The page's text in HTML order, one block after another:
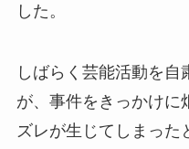
した。
しばらく芸能活動を
が、事件をきっかけに
ズレが生じてしまった